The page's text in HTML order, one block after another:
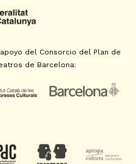
del Consorcio del Plan de
de Barcelona: